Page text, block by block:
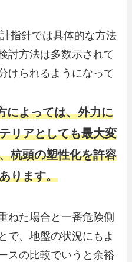
指針では具体的な方法
討方法は多数示されて
けられるようになって
によっては、外力に
リアとしても最大変
杭頭の塑性化を許容
ります。
ねた場合と一番危険側
で、地盤の状況にもよ
スの比較でいうと余裕